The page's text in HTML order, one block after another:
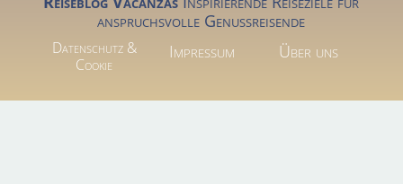
anspruchsvolle Genussreisende
Datenschutz &
Cookie
Impressum Über uns